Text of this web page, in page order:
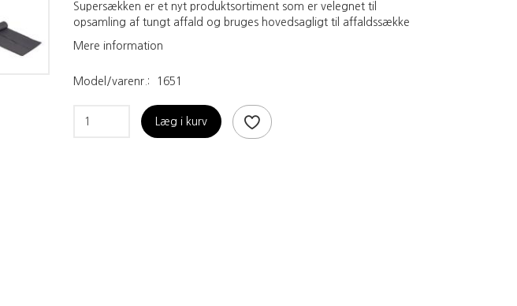
Supersækken er et nyt produktsortiment som er velegnet til
opsamling af tungt affald og bruges hovedsagligt til affaldssække
Mere information
Model/varenr.: 1651
Læg i kurv